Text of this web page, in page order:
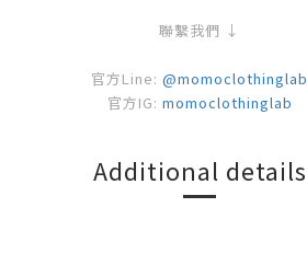
聯繫我們 ↓
官方Line: @momoclothinglab
官方IG: momoclothinglab
Additional details